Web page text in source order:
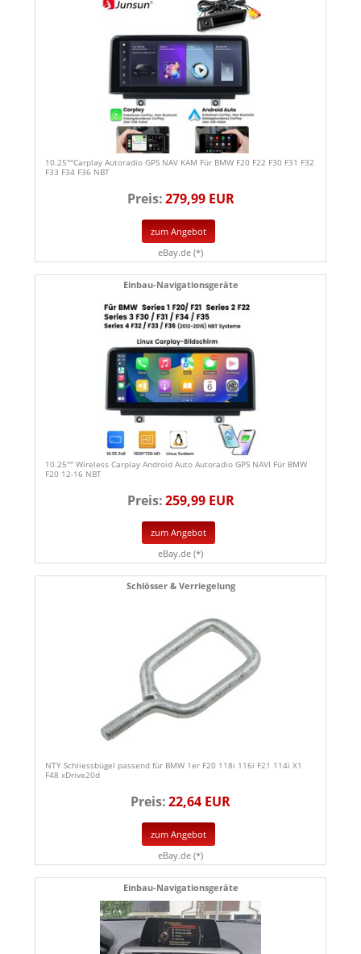
10.25''''Carplay Autoradio GPS NAV KAM Für BMW F20 F22 F30 F31 F32
F33 F34 F36 NBT
Preis:279,99 EUR
zum Angebot
eBay.de (*)
Einbau-Navigationsgeräte
10.25'''' Wireless Carplay Android Auto Autoradio GPS NAVI Für BMW
F20 12-16 NBT
Preis:259,99 EUR
zum Angebot
eBay.de (*)
Schlösser & Verriegelung
NTY Schliessbügel passend für BMW 1er F20 118i 116i F21 114i X1
F48 xDrive20d
Preis:22,64 EUR
zum Angebot
eBay.de (*)
Einbau-Navigationsgeräte